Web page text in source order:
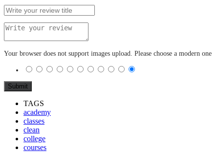
Your browser does not support images upload. Please choose a modern one
TAGS
academy
classes
clean
college
courses